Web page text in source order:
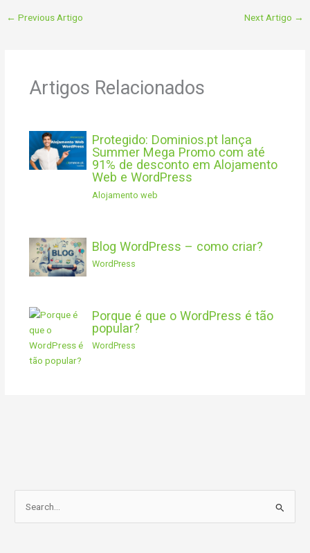
← Previous Artigo Next Artigo →
Artigos Relacionados
Protegido: Dominios.pt lança
Summer Mega Promo com até
91% de desconto em Alojamento
Web e WordPress
Alojamento web
Blog WordPress – como criar?
WordPress
Porque é que o WordPress é tão
popular?
WordPress